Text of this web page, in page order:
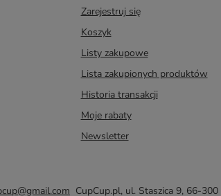
Zarejestruj się
Koszyk
Listy zakupowe
Lista zakupionych produktów
Historia transakcji
Moje rabaty
Newsletter
CupCup.pl, ul. Staszica 9, 66-300